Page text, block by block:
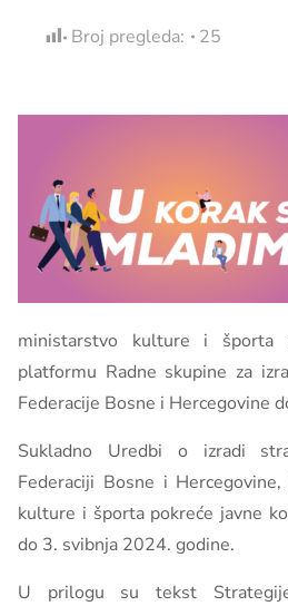
Broj pregleda: 25
ministarstvo kulture i športa
platformu Radne skupine za
Federacije Bosne i Hercegovine
Sukladno Uredbi o izradi
Federaciji Bosne i
kulture i športa pokreće javne
do 3. svibnja 2024. godine.
U prilogu su tekst